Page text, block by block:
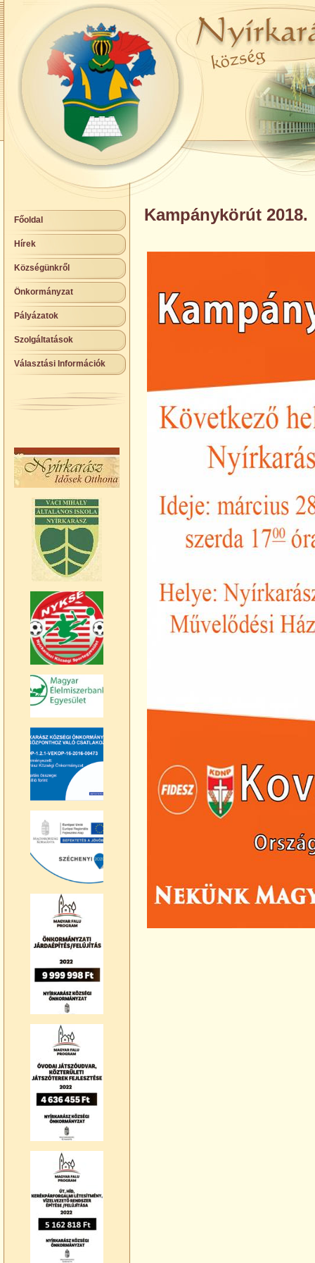
Főoldal
Hírek
Községünkről
Önkormányzat
Pályázatok
Szolgáltatások
Választási Információk
Kampánykörút 2018.